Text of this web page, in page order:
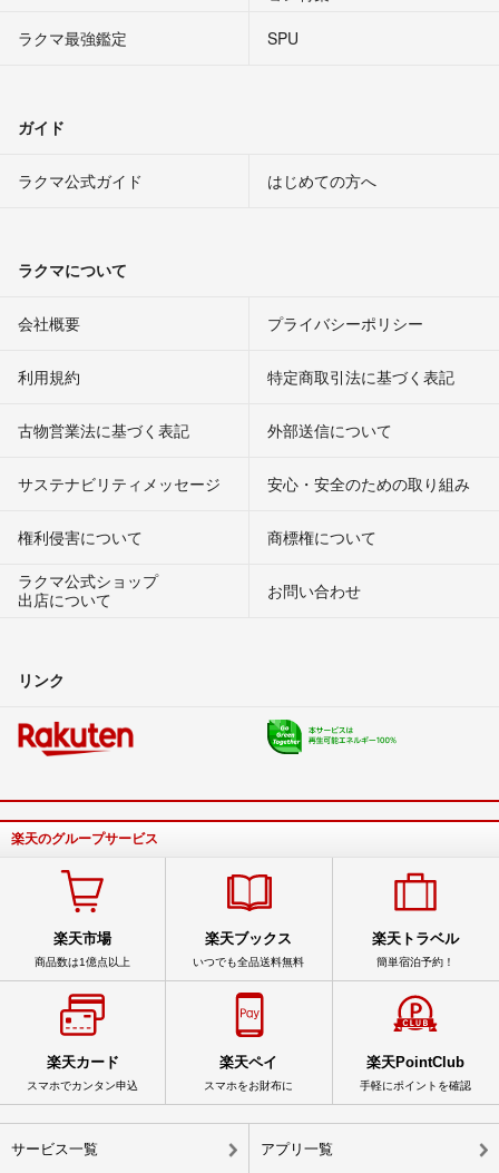
ラクマ最強鑑定
SPU
ガイド
ラクマ公式ガイド はじめての方へ
ラクマについて
会社概要 プライバシーポリシー
利用規約 特定商取引法に基づく表記
古物営業法に基づく表記 外部送信について
サステナビリティメッセージ 安心・安全のための取り組み
権利侵害について
商標権について
ラクマ公式ショップ
出店について
お問い合わせ
リンク
楽天のグループサービス
楽天市場
商品数は1億点以上
楽天ブックス
いつでも全品送料無料
楽天トラベル
簡単宿泊予約！
楽天カード
スマホでカンタン申込
楽天ペイ
スマホをお財布に
楽天PointClub
手軽にポイントを確認
サービス一覧 アプリ一覧